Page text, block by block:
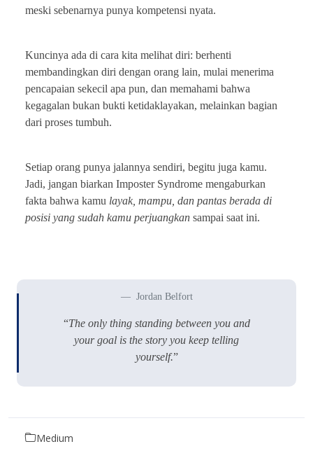
meski sebenarnya punya kompetensi nyata.
Kuncinya ada di cara kita melihat diri: berhenti
membandingkan diri dengan orang lain, mulai menerima
pencapaian sekecil apa pun, dan memahami bahwa
kegagalan bukan bukti ketidaklayakan, melainkan bagian
dari proses tumbuh.
Setiap orang punya jalannya sendiri, begitu juga kamu.
Jadi, jangan biarkan Imposter Syndrome mengaburkan
fakta bahwa kamu layak, mampu, dan pantas berada di
posisi yang sudah kamu perjuangkan sampai saat ini.
Jordan Belfort
“The only thing standing between you and
your goal is the story you keep telling
yourself.”
Medium